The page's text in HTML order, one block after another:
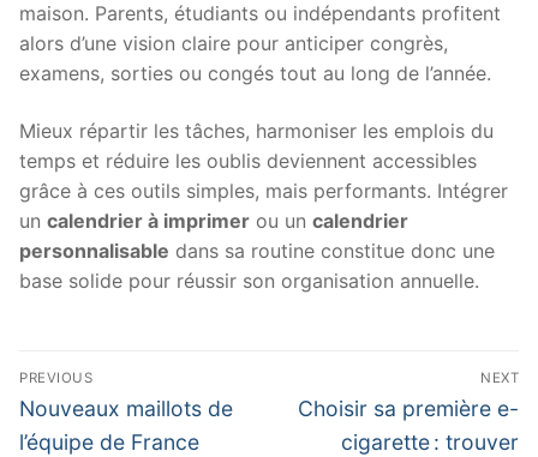
maison. Parents, étudiants ou indépendants profitent
alors d’une vision claire pour anticiper congrès,
examens, sorties ou congés tout au long de l’année.
Mieux répartir les tâches, harmoniser les emplois du
temps et réduire les oublis deviennent accessibles
grâce à ces outils simples, mais performants. Intégrer
un calendrier à imprimer ou un calendrier
personnalisable dans sa routine constitue donc une
base solide pour réussir son organisation annuelle.
Post
navigation
PREVIOUS
Previous
post:
Nouveaux maillots de
l’équipe de France
NEXT
Next
Choisir sa première e-
cigarette : trouver